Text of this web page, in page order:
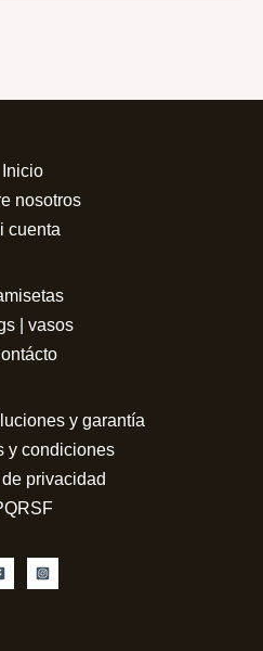
Inicio
nosotros
cuenta
| vasos
y garantía
y condiciones
privacidad